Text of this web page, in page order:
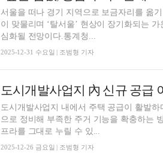
서울을 떠나 경기 지역으로 보금자리를 옮
이 맞물리며 ‘탈서울’ 현상이 장기화되는
심화될 전망이다.통계청...
2025-12-31 수요일 | 조범형 기자
도시개발사업지 內 신규 공급
도시개발사업지 내에서 주택 공급이 활발
으로 정비해 부족한 주거 기능을 확충하는
프라를 그대로 누릴 수 있...
2025-12-26 금요일 | 조범형 기자